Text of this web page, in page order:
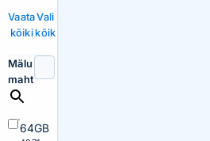
Vaata
kõiki
Vali
kõik
Mälu
maht
64GB